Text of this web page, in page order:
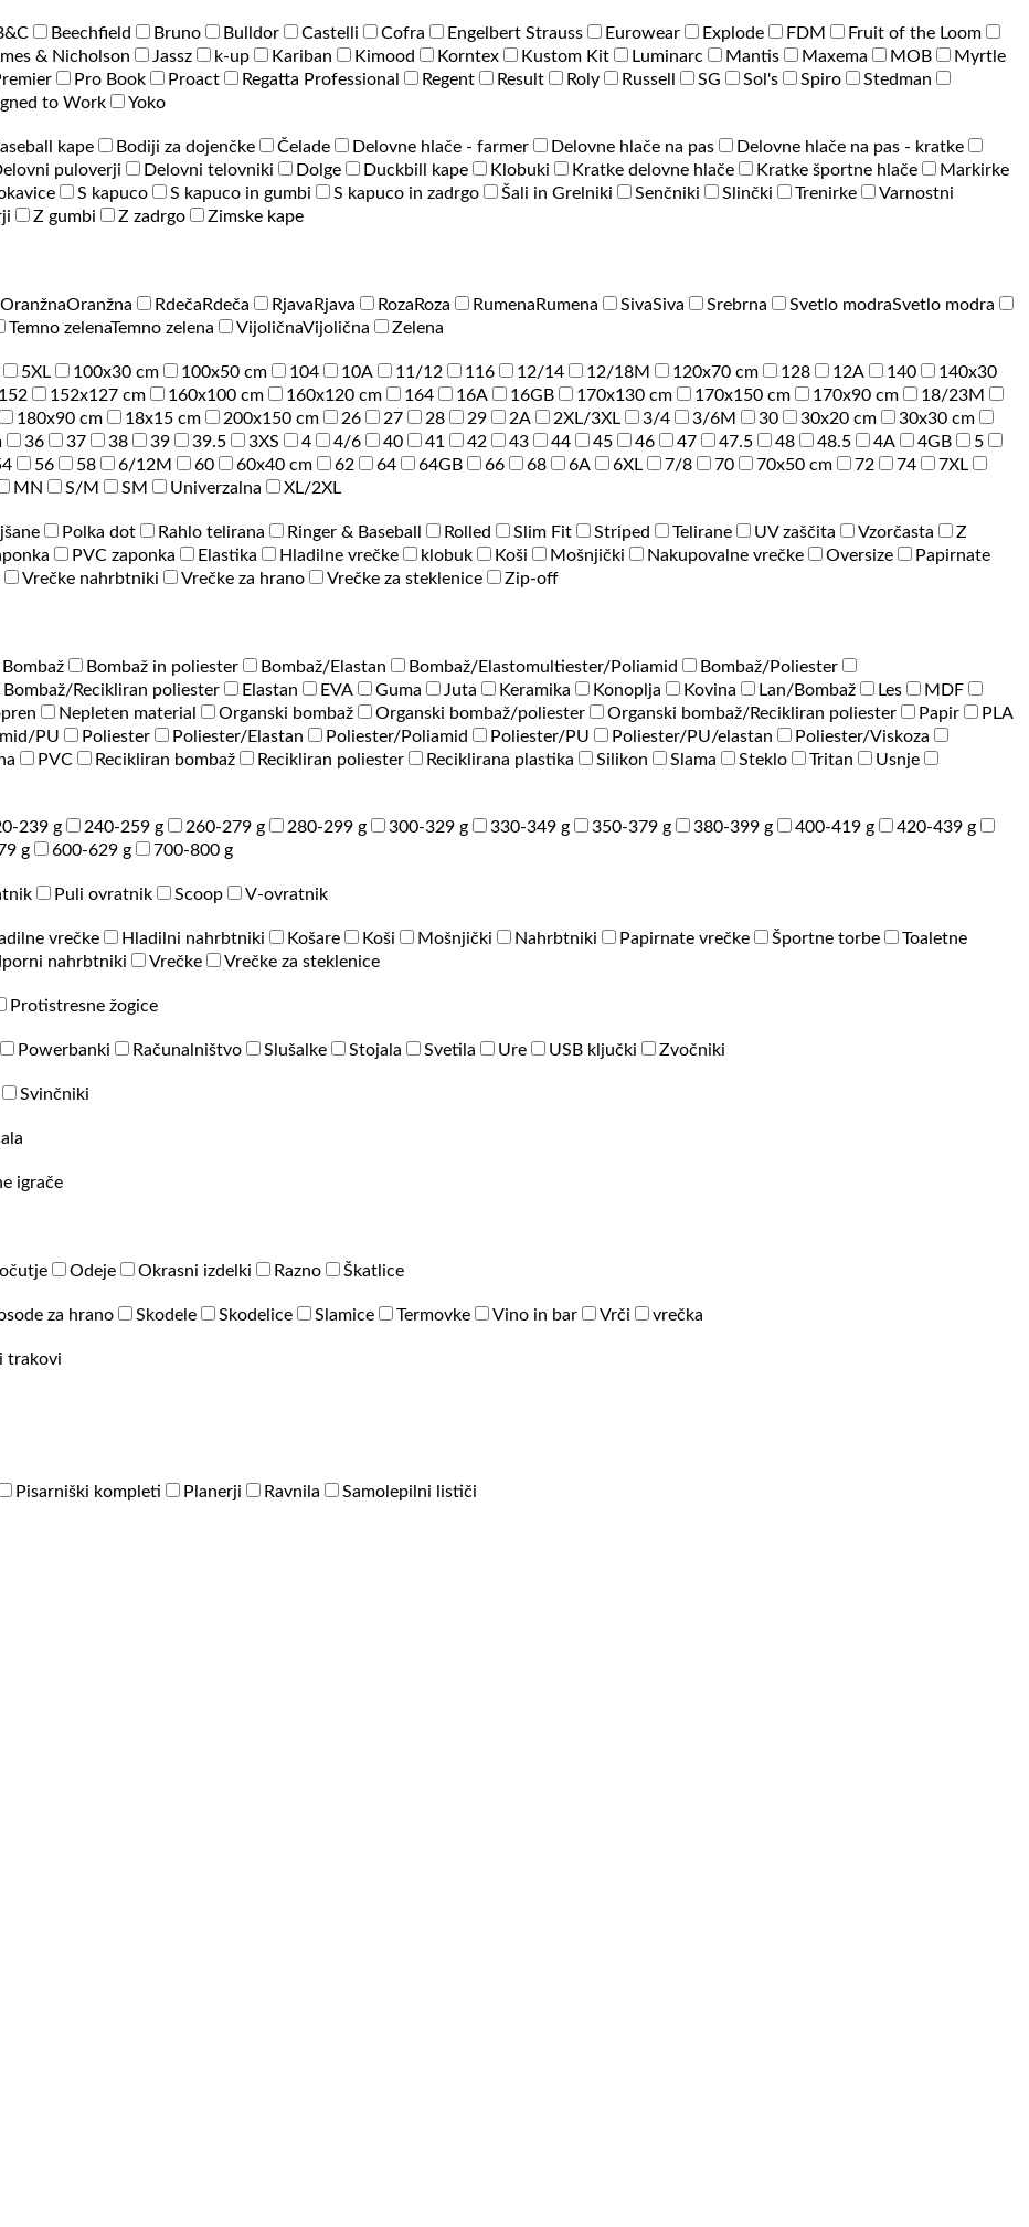
Beechfield Bruno Bulldor Castelli Cofra Engelbert Strauss Eurowear Explode FDM
Fruit of the Loom
& Nicholson Jassz k-up Kariban Kimood Korntex Kustom Kit Luminarc Mantis Maxema MOB
Myrtle
Pro Book Proact Regatta Professional Regent Result Roly Russell SG Sol's Spiro
Stedman
to Work
Yoko
kape Bodiji za dojenčke Čelade Delovne hlače - farmer Delovne hlače na pas
Delovne hlače na pas - kratke
puloverji Delovni telovniki Dolge Duckbill kape Klobuki Kratke delovne hlače Kratke športne hlače
Markirke
S kapuco S kapuco in gumbi S kapuco in zadrgo Šali in Grelniki Senčniki Slinčki Trenirke
Varnostni
Z gumbi Z zadrgo
Zimske kape
OranžnaOranžna Rdeča Rdeča Rjava Rjava Roza Roza Rumena Rumena SivaSiva Srebrna Svetlo modraSvetlo modra
Temno zelenaTemno zelena VijoličnaVijolična
Zelena
5XL 100x30 cm 100x50 cm 104 10A 11/12 116 12/14 12/18M 120x70 cm 128 12A 140
140x30
152 152x127 cm 160x100 cm 160x120 cm 164 16A 16GB 170x130 cm 170x150 cm 170x90 cm
18/23M
180x90 cm 18x15 cm 200x150 cm 26 27 28 29 2A 2XL/3XL 3/4 3/6M 30 30x20 cm
30x30 cm
36 37 38 39 39.5 3XS 4 4/6 40 41 42 43 44 45 46 47 47.5 48 48.5 4A 4GB
5
56 58 6/12M 60 60x40 cm 62 64 64GB 66 68 6A 6XL 7/8 70 70x50 cm 72 74
7XL
MN S/M SM Univerzalna
XL/2XL
Polka dot Rahlo telirana Ringer & Baseball Rolled Slim Fit Striped Telirane UV zaščita Vzorčasta
Z
PVC zaponka Elastika Hladilne vrečke klobuk Koši Mošnjički Nakupovalne vrečke Oversize
Papirnate
Vrečke nahrbtniki Vrečke za hrano Vrečke za steklenice
Zip-off
Bombaž Bombaž in poliester Bombaž/Elastan Bombaž/Elastomultiester/Poliamid
Bombaž/Poliester
Bombaž/Recikliran poliester Elastan EVA Guma Juta Keramika Konoplja Kovina Lan/Bombaž Les
MDF
Nepleten material Organski bombaž Organski bombaž/poliester Organski bombaž/Recikliran poliester Papir
PLA
PU Poliester Poliester/Elastan Poliester/Poliamid Poliester/PU Poliester/PU/elastan
Poliester/Viskoza
PVC Recikliran bombaž Recikliran poliester Reciklirana plastika Silikon Slama Steklo Tritan
Usnje
239 g 240-259 g 260-279 g 280-299 g 300-329 g 330-349 g 350-379 g 380-399 g 400-419 g
420-439 g
g 600-629 g
700-800 g
Puli ovratnik Scoop
V-ovratnik
vrečke Hladilni nahrbtniki Košare Koši Mošnjički Nahrbtniki Papirnate vrečke Športne torbe
Toaletne
nahrbtniki Vrečke
Vrečke za steklenice
Protistresne žogice
Powerbanki Računalništvo Slušalke Stojala Svetila Ure USB ključki
Zvočniki
Svinčniki
igrače
Odeje Okrasni izdelki Razno
Škatlice
za hrano Skodele Skodelice Slamice Termovke Vino in bar Vrči
vrečka
trakovi
Pisarniški kompleti Planerji Ravnila
Samolepilni lističi